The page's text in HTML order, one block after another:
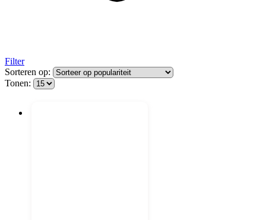
Filter
Sorteren op:
Tonen: